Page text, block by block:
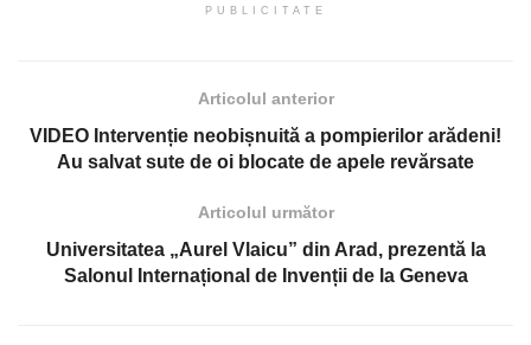
PUBLICITATE
Articolul anterior
VIDEO Intervenție neobișnuită a pompierilor arădeni!
Au salvat sute de oi blocate de apele revărsate
Articolul următor
Universitatea „Aurel Vlaicu” din Arad, prezentă la
Salonul Internațional de Invenții de la Geneva